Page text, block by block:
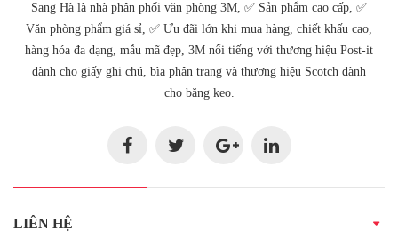
Sang Hà là nhà phân phối văn phòng 3M, ✅ Sản phẩm cao cấp, ✅
Văn phòng phẩm giá sỉ, ✅ Ưu đãi lớn khi mua hàng, chiết khấu cao,
hàng hóa đa dạng, mẫu mã đẹp, 3M nổi tiếng với thương hiệu Post-it
dành cho giấy ghi chú, bìa phân trang và thương hiệu Scotch dành
cho băng keo.
LIÊN HỆ